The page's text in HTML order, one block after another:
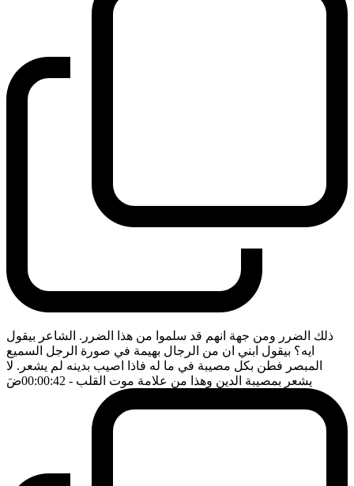
ذلك الضرر ومن جهة انهم قد سلموا من هذا الضرر. الشاعر بيقول
ايه؟ بيقول ابني ان من الرجال بهيمة في صورة الرجل السميع
المبصر فطن بكل مصيبة في ما له فاذا اصيب بدينه لم يشعر. لا
يشعر بمصيبة الدين وهذا من علامة موت القلب - 00:00:42 ضَ